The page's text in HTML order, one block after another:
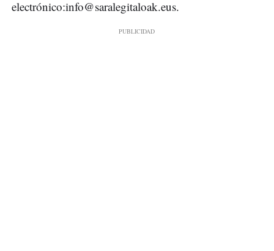
electrónico:info@saralegitaloak.eus.